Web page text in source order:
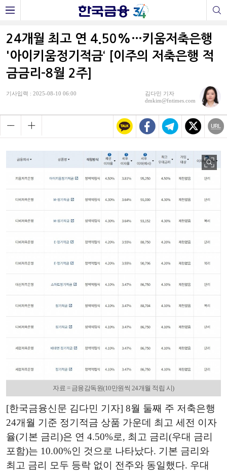
24개월 최고 연 4.50%…키움저축은행
'아이키움정기적금‘ [이주의 저축은행 적
금금리-8월 2주]
기사입력 : 2025-08-10 06:00
김다민 기자
dmkim@fntimes.com
자료 = 금융감독원(10만원씩 24개월 적립 시)
[한국금융신문 김다민 기자] 8월 둘째 주 저축은행
24개월 기준 정기적금 상품 가운데 최고 세전 이자
율(기본 금리)은 연 4.50%로, 최고 금리(우대 금리
포함)는 10.00%인 것으로 나타났다. 기본 금리와
최고 금리 모두 등락 없이 전주와 동일했다. 우대